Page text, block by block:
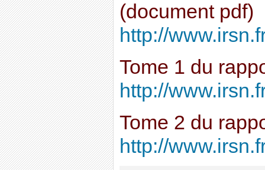
(document pdf)
http://
Tome 1 du
http://
Tome 2 du
http://